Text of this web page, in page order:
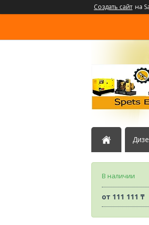
Создать сайт на
В наличии
от 111 111 ₸